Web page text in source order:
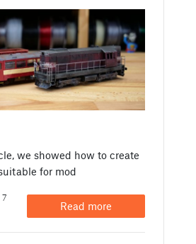
we showed how to create
for mod
Read more